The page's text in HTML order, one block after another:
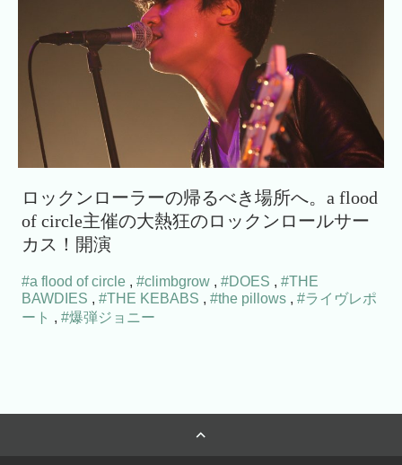
ロックンローラーの帰るべき場所へ。a flood
of circle主催の大熱狂のロックンロールサー
カス！開演
#a flood of circle , #climbgrow , #DOES , #THE
BAWDIES , #THE KEBABS , #the pillows , #ライヴレポ
ート , #爆弾ジョニー